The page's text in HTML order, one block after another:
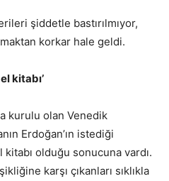
şiddetle bastırılmıyor,
korkar hale geldi.
kitabı’
kurulu olan Venedik
Erdoğan’ın istediği
kitabı olduğu sonucuna vardı.
karşı çıkanları sıklıkla